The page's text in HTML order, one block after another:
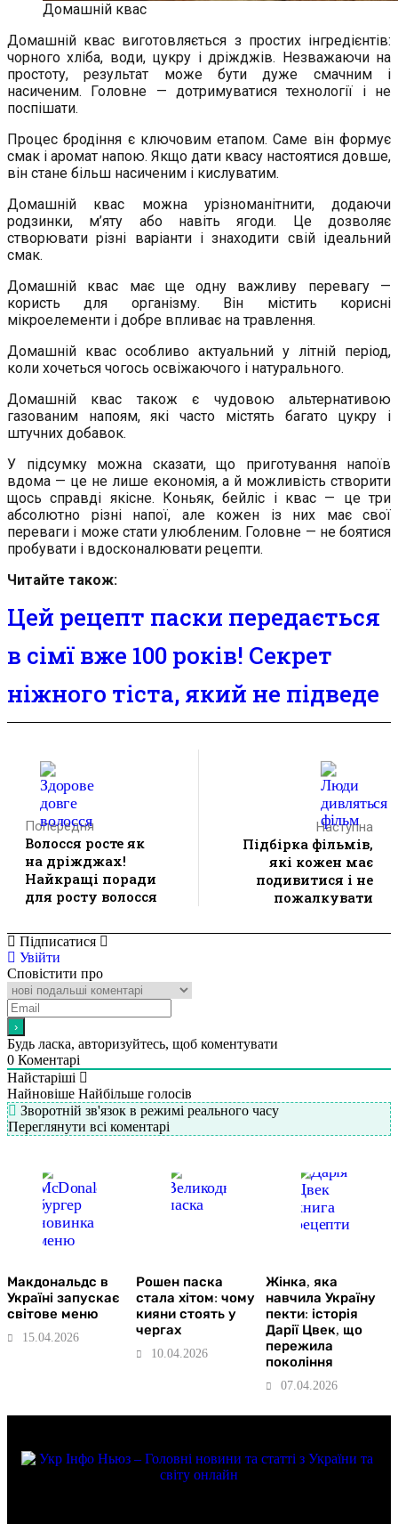
Домашній квас
Домашній квас виготовляється з простих інгредієнтів:
чорного хліба, води, цукру і дріжджів. Незважаючи на
простоту, результат може бути дуже смачним і
насиченим. Головне — дотримуватися технології і не
поспішати.
Процес бродіння є ключовим етапом. Саме він формує
смак і аромат напою. Якщо дати квасу настоятися довше,
він стане більш насиченим і кислуватим.
Домашній квас можна урізноманітнити, додаючи
родзинки, м’яту або навіть ягоди. Це дозволяє
створювати різні варіанти і знаходити свій ідеальний
смак.
Домашній квас має ще одну важливу перевагу —
користь для організму. Він містить корисні
мікроелементи і добре впливає на травлення.
Домашній квас особливо актуальний у літній період,
коли хочеться чогось освіжаючого і натурального.
Домашній квас також є чудовою альтернативою
газованим напоям, які часто містять багато цукру і
штучних добавок.
У підсумку можна сказати, що приготування напоїв
вдома — це не лише економія, а й можливість створити
щось справді якісне. Коньяк, бейліс і квас — це три
абсолютно різні напої, але кожен із них має свої
переваги і може стати улюбленим. Головне — не боятися
пробувати і вдосконалювати рецепти.
Читайте також:
Цей рецепт паски передається
в сімї вже 100 років! Секрет
ніжного тіста, який не підведе
Попередня
Волосся росте як
на дріжджах!
Найкращі поради
для росту волосся
Наступна
Підбірка фільмів,
які кожен має
подивитися і не
пожалкувати
Підписатися
Увійти
Сповістити про
Будь ласка, авторизуйтесь, щоб коментувати
0 Коментарі
Найстаріші
Найновіше Найбільше голосів
Зворотній зв'язок в режимі реального часу
Переглянути всі коментарі
Макдональдс в
Україні запускає
світове меню
15.04.2026
Рошен паска
стала хітом: чому
кияни стоять у
чергах
10.04.2026
Жінка, яка
навчила Україну
пекти: історія
Дарії Цвек, що
пережила
покоління
07.04.2026